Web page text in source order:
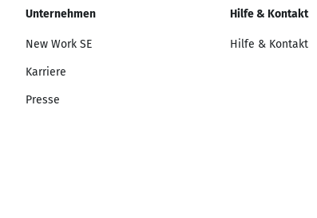
Unternehmen
New Work SE
Karriere
Presse
Hilfe & Kontakt
Hilfe & Kontakt